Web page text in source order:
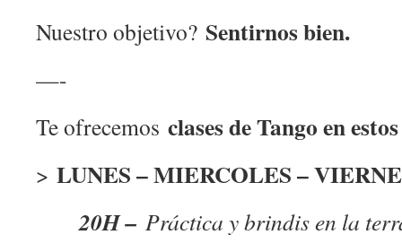
Nuestro objetivo? Sentirnos bien.
—-
Te ofrecemos clases de Tango en
> LUNES – MIERCOLES –
20H – Práctica y brindis en la